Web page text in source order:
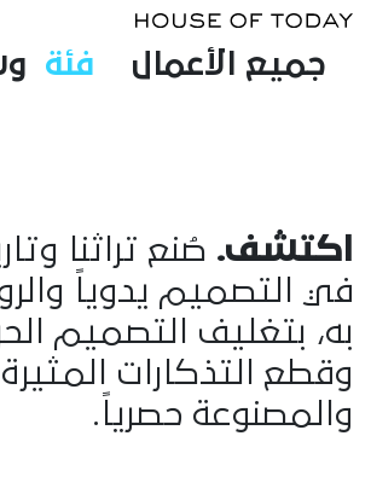
جميع الأعمال فئة
اكتشف. صُنع تراثنا
في التصميم يدوياً
به، بتغليف التصميم
وقطع التذكارات المثيرة
والمصنوعة حصرياً.